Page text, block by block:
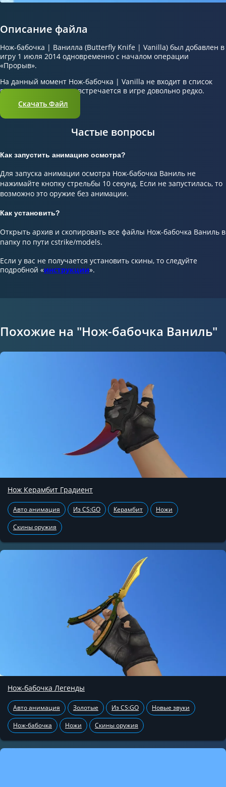
Описание файла
Нож-бабочка | Ванилла (Butterfly Knife | Vanilla) был добавлен в
игру 1 июля 2014 одновременно с началом операции
«Прорыв».
На данный момент Нож-бабочка | Vanilla не входит в список
популярных скинов и встречается в игре довольно редко.
Скачать Файл
Частые вопросы
Как запустить анимацию осмотра?
Для запуска анимации осмотра Нож-бабочка Ваниль не
нажимайте кнопку стрельбы 10 секунд. Если не запустилась, то
возможно это оружие без анимации.
Как установить?
Открыть архив и скопировать все файлы Нож-бабочка Ваниль в
папку по пути cstrike/models.
Если у вас не получается установить скины, то следуйте
подробной «инструкции».
Похожие на "Нож-бабочка Ваниль"
Нож Керамбит Градиент
Авто анимация Из CS:GO Керамбит Ножи
Скины оружия
Нож-бабочка Легенды
Авто анимация Золотые Из CS:GO Новые звуки
Нож-бабочка Ножи Скины оружия